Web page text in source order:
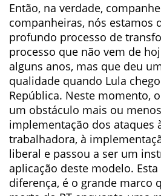
Então, na verdade,
companheiras, nós estamos
profundo processo de
processo que não vem de
alguns anos, mas que deu
qualidade quando Lula
República. Neste momento,
um obstáculo mais ou
implementação dos ataques
trabalhadora, à
liberal e passou a ser um
aplicação deste modelo.
diferença, é o grande marco